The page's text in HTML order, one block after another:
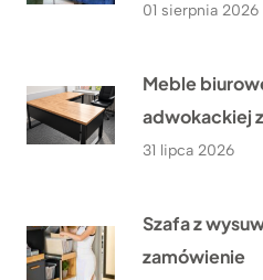
01 sierpnia 2026
Meble
adwokackiej
31 lipca 2026
Szafa z
zamówienie